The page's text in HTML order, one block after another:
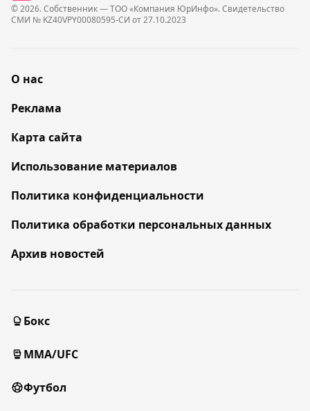
© 2026. Собственник — ТОО «Компания ЮрИнфо». Cвидетельство
СМИ № KZ40VPY00080595-СИ от 27.10.2023
О нас
Реклама
Карта сайта
Использование материалов
Политика конфиденциальности
Политика обработки персональных данных
Архив новостей
Бокс
MMA/UFC
Футбол